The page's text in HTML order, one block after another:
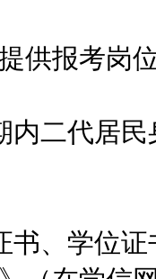
报考岗位
二代居民
、学位证